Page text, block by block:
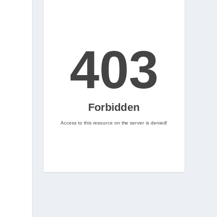
2
Nintenhype.Cat @nintenhype.cat
📅 Ja tenim aquí els